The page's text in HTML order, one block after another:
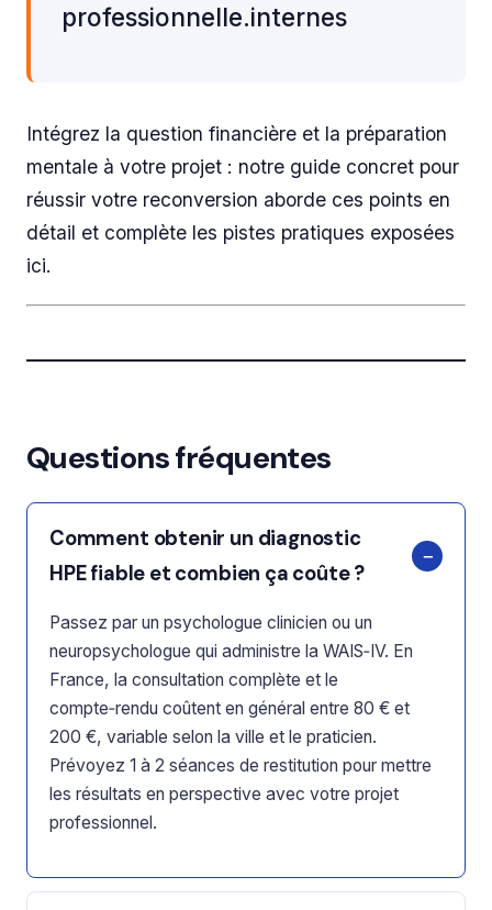
professionnelle.internes
Intégrez la question financière et la préparation
mentale à votre projet : notre guide concret pour
réussir votre reconversion aborde ces points en
détail et complète les pistes pratiques exposées
ici.
Questions fréquentes
Comment obtenir un diagnostic
HPE fiable et combien ça coûte ?
Passez par un psychologue clinicien ou un
neuropsychologue qui administre la WAIS‑IV. En
France, la consultation complète et le
compte‑rendu coûtent en général entre 80 € et
200 €, variable selon la ville et le praticien.
Prévoyez 1 à 2 séances de restitution pour mettre
les résultats en perspective avec votre projet
professionnel.